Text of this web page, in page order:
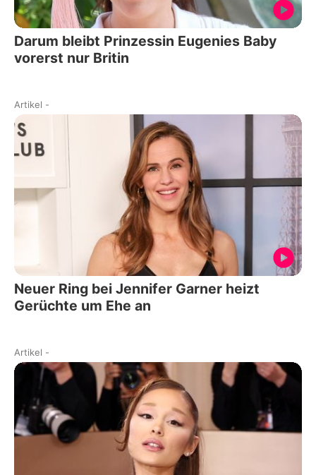
Darum bleibt Prinzessin Eugenies Baby
vorerst nur Britin
Artikel -
Neuer Ring bei Jennifer Garner heizt
Gerüchte um Ehe an
Artikel -